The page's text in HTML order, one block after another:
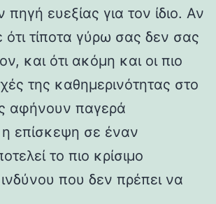
ευεξίας για τον ίδιο. Αν
ότι τίποτα γύρω σας δεν σας
και ότι ακόμη και οι πιο
της καθημερινότητας στο
αφήνουν παγερά
επίσκεψη σε έναν
το πιο κρίσιμο
που δεν πρέπει να